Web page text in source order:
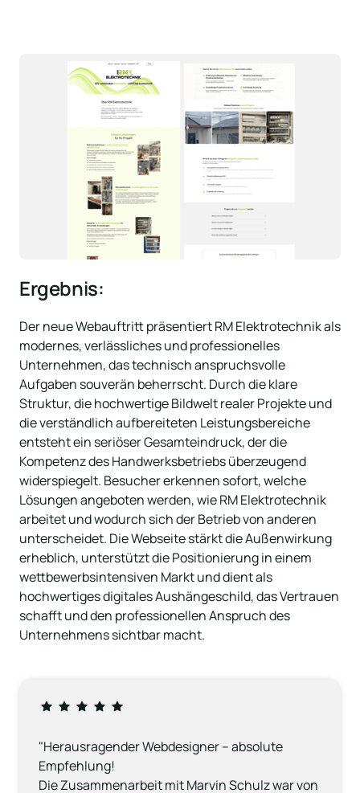
Ergebnis:
Der neue Webauftritt präsentiert RM Elektrotechnik als
modernes, verlässliches und professionelles
Unternehmen, das technisch anspruchsvolle
Aufgaben souverän beherrscht. Durch die klare
Struktur, die hochwertige Bildwelt realer Projekte und
die verständlich aufbereiteten Leistungsbereiche
entsteht ein seriöser Gesamteindruck, der die
Kompetenz des Handwerksbetriebs überzeugend
widerspiegelt. Besucher erkennen sofort, welche
Lösungen angeboten werden, wie RM Elektrotechnik
arbeitet und wodurch sich der Betrieb von anderen
unterscheidet. Die Webseite stärkt die Außenwirkung
erheblich, unterstützt die Positionierung in einem
wettbewerbsintensiven Markt und dient als
hochwertiges digitales Aushängeschild, das Vertrauen
schafft und den professionellen Anspruch des
Unternehmens sichtbar macht.
"Herausragender Webdesigner – absolute
Empfehlung!
Die Zusammenarbeit mit Marvin Schulz war von